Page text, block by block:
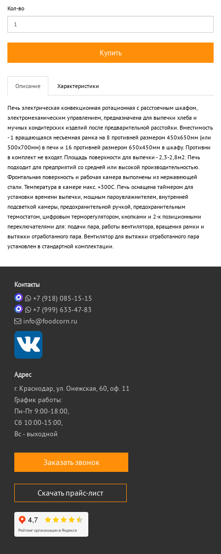
Кол-во
Купить
Описание Характеристики
Печь электрическая конвекционная ротационная с расстоечным шкафом,
электромеханическим управлением, предназначена для выпечки хлеба и
мучных кондитерских изделий после предварительной расстойки. Вместимость
- 1 вращающаяся несъемная рамка на 8 противней размером 450х650мм (или
500х700мм) в печи и 16 противней размером 650х450мм в шкафу. Противни
в комплект не входят. Площадь поверхности для выпечки - 2,3-2,8м2. Печь
подходит для предприятий со средней или высокой производительностью.
Фронтальная поверхность и рабочая камера выполнены из нержавеющей
стали. Температура в камере макс. +300С. Печь оснащена таймером для
установки времени выпечки, мощным пароувлажнителем, внутренней
подсветкой камеры, предохранительной ручкой, предохранительным
термостатом, цифровым терморегулятором, кнопками и 2-х позиционными
переключателями для: подачи пара, работы вентилятора, вращения рамки и
вытяжки отработанного пара. Вентилятор для вытяжки отработанного пара
установлен в стандартной комплектации.
Контакты
+7 (918) 085-15-15
+7 (999) 633-47-83
info@foodcorn.ru
Адрес
г. Краснодар, ул. Онежская, 60, оф. 11
График работы:
Пн-Пт 9:00-18:00,
Сб 10:00-15:00,
Вс - выходной
Заказать звонок
Скачать прайс-лист